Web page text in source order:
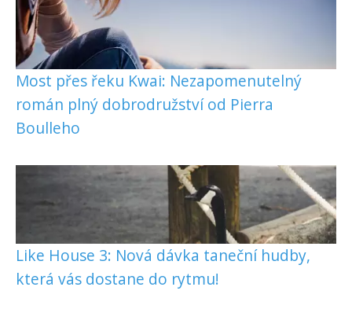
Most přes řeku Kwai: Nezapomenutelný
román plný dobrodružství od Pierra
Boulleho
Like House 3: Nová dávka taneční hudby,
která vás dostane do rytmu!